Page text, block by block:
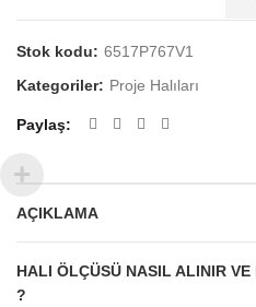
Stok kodu: 6517P767V1
Kategoriler: Proje Halıları
Paylaş
AÇIKLAMA
HALI ÖLÇÜSÜ NASIL ALINIR
?